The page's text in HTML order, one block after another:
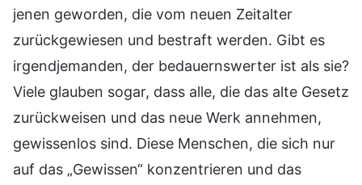
jenen geworden, die vom neuen Zeitalter
zurückgewiesen und bestraft werden. Gibt es
irgendjemanden, der bedauernswerter ist als sie?
Viele glauben sogar, dass alle, die das alte Gesetz
zurückweisen und das neue Werk annehmen,
gewissenlos sind. Diese Menschen, die sich nur
auf das „Gewissen“ konzentrieren und das